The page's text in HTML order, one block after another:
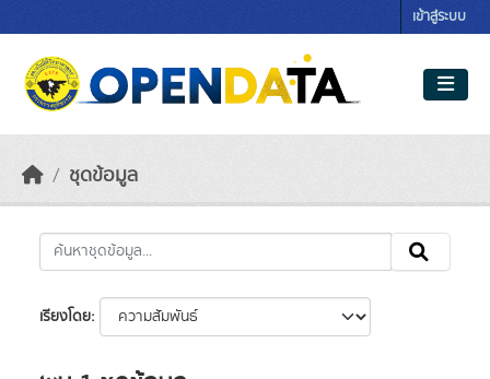
เข้าสู่ระบบ
ชุดข้อมูล
เรียงโดย